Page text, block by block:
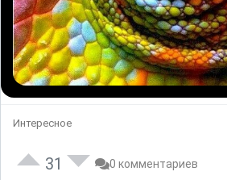
Интересное
31 0 комментариев